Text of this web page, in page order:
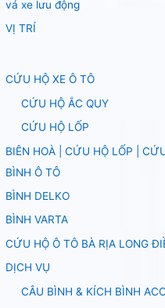
vá xe lưu động
VỊ TRÍ
CỨU HỘ XE Ô TÔ
CỨU HỘ ẮC QUY
CỨU HỘ LỐP
BIÊN HOÀ | CỨU HỘ LỐP |
BÌNH Ô TÔ
BÌNH DELKO
BÌNH VARTA
CỨU HỘ Ô TÔ BÀ RỊA LONG
DỊCH VỤ
CÂU BÌNH & KÍCH BÌNH